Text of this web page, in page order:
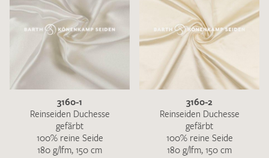
3160-1
Reinseiden Duchesse
gefärbt
100% reine Seide
180 g/lfm, 150 cm
3160-2
Reinseiden Duchesse
gefärbt
100% reine Seide
180 g/lfm, 150 cm